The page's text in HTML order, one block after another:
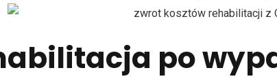
po